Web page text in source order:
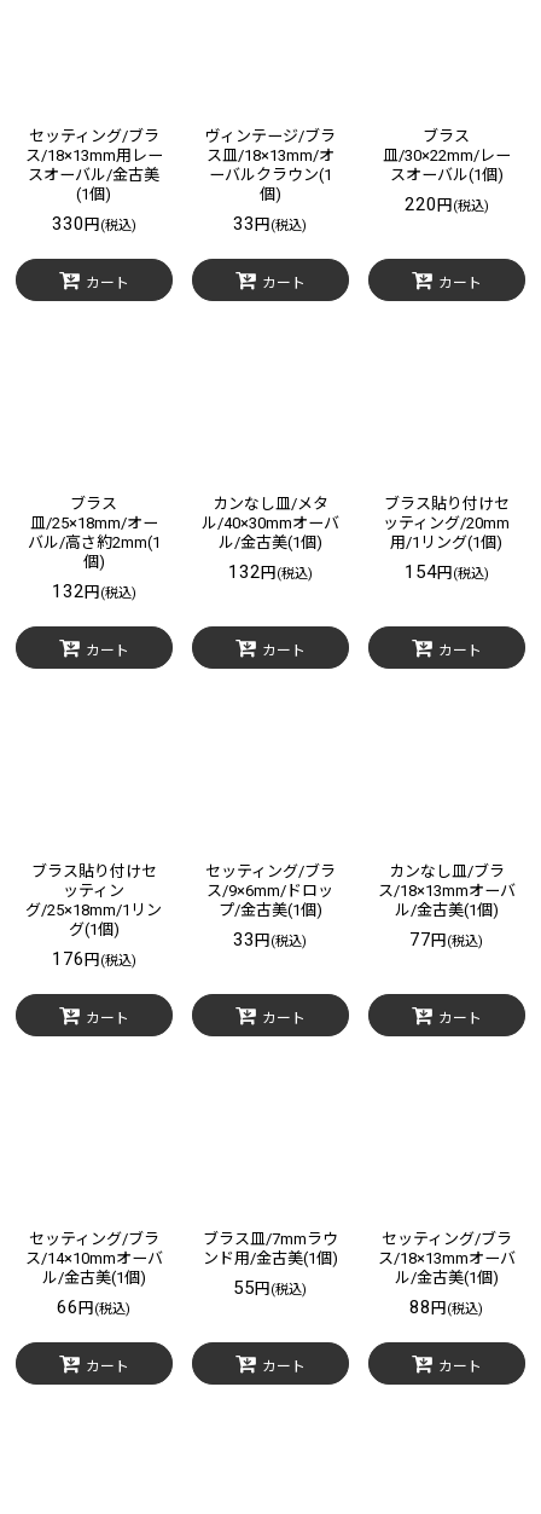
セッティング/ブラ
ス/18×13mm用レー
スオーバル/金古美
(1個)
330 円 (税込)
カート
ヴィンテージ/ブラ
ス皿/18×13mm/オ
ーバルクラウン(1
個)
33円 (税込)
カート
ブラス
皿/30×22mm/レー
スオーバル(1個)
220 円 (税込)
カート
ブラス
皿/25×18mm/オー
バル/高さ約2mm(1
個)
132 円 (税込)
カート
カンなし皿/メタ
ル/40×30mmオーバ
ル/金古美(1個)
132 円 (税込)
カート
ブラス貼り付けセ
ッティング/20mm
用/1リング(1個)
154円 (税込)
カート
ブラス貼り付けセ
ッティン
グ/25×18mm/1リン
グ(1個)
176 円 (税込)
カート
セッティング/ブラ
ス/9×6mm/ドロッ
プ/金古美(1個)
33円 (税込)
カート
カンなし皿/ブラ
ス/18×13mmオーバ
ル/金古美(1個)
77円 (税込)
カート
セッティング/ブラ
ス/14×10mmオーバ
ル/金古美(1個)
66円 (税込)
カート
ブラス皿/7mmラウ
ンド用/金古美(1個)
55円 (税込)
カート
セッティング/ブラ
ス/18×13mmオーバ
ル/金古美(1個)
88円 (税込)
カート